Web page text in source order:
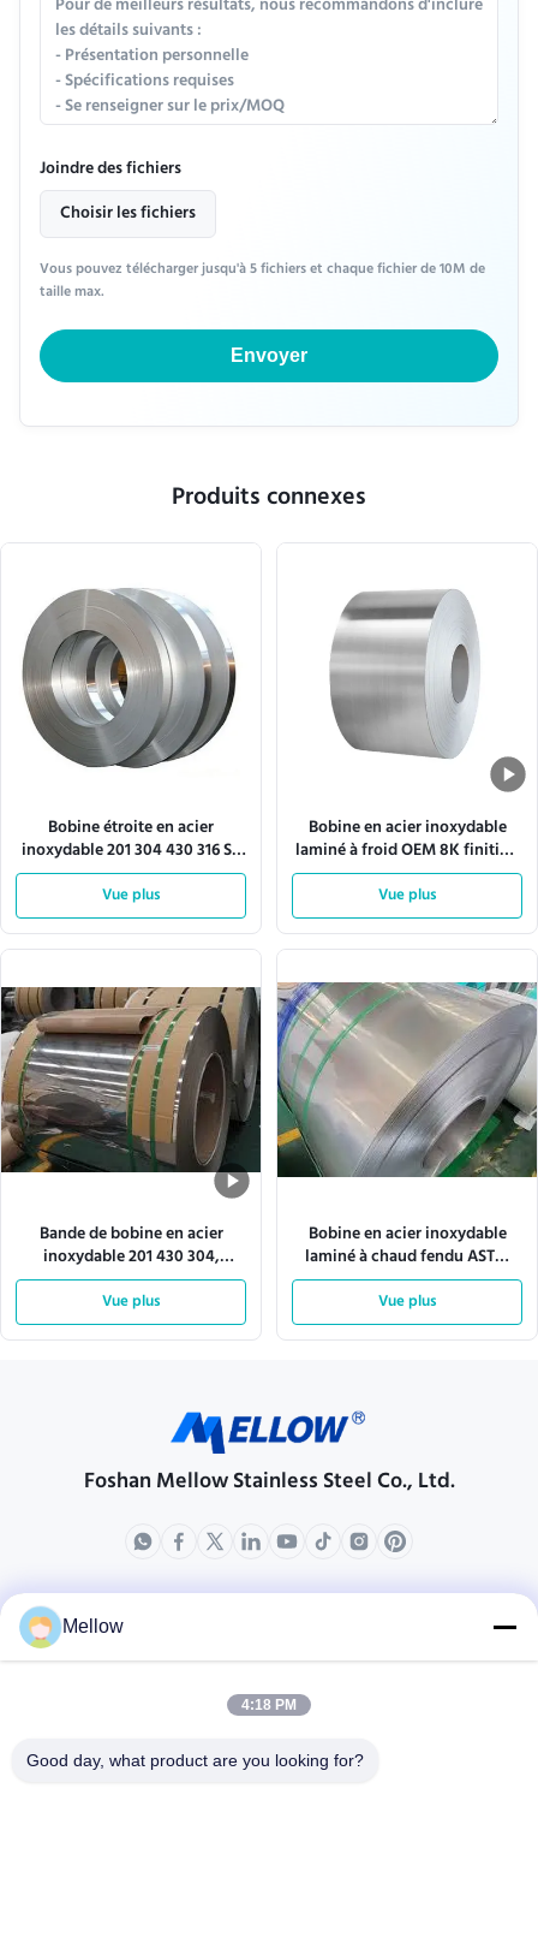
Joindre des fichiers
Choisir les fichiers
Vous pouvez télécharger jusqu'à 5 fichiers et chaque fichier de 10M de
taille max.
Envoyer
Produits connexes
Bobine étroite en acier
inoxydable 201 304 430 316 SS
pour détails architecturaux
Vue plus
Bobine en acier inoxydable
laminé à froid OEM 8K finition
miroir 304SS 201SS
Vue plus
Bande de bobine en acier
inoxydable 201 430 304,
rouleau de métal pour
appareils ménagers
Vue plus
Bobine en acier inoxydable
laminé à chaud fendu ASTM
201SS 304SS 430SS 316L
Vue plus
Foshan Mellow Stainless Steel Co., Ltd.
produits
Profil d'entreprise
Visite d'usine
Cas
Mellow
4:18 PM
Good day, what product are you looking for?